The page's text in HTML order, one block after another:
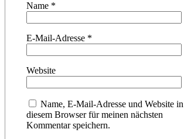
Name *
E-Mail-Adresse *
Website
Name, E-Mail-Adresse und Website in
diesem Browser für meinen nächsten
Kommentar speichern.